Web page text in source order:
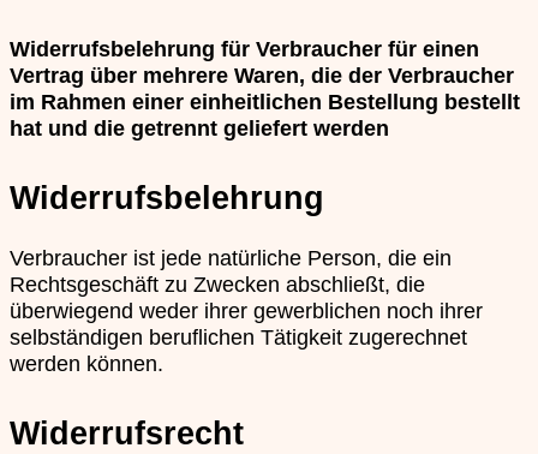
Widerrufsbelehrung für Verbraucher für einen
Vertrag über mehrere Waren, die der Verbraucher
im Rahmen einer einheitlichen Bestellung bestellt
hat und die getrennt geliefert werden
Widerrufsbelehrung
Verbraucher ist jede natürliche Person, die ein
Rechtsgeschäft zu Zwecken abschließt, die
überwiegend weder ihrer gewerblichen noch ihrer
selbständigen beruflichen Tätigkeit zugerechnet
werden können.
Widerrufsrecht